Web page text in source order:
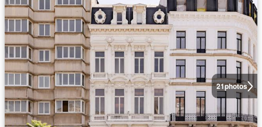
21photos